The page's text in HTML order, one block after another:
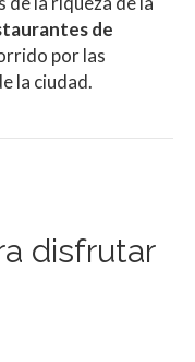
de
por las
la ciudad.
disfrutar